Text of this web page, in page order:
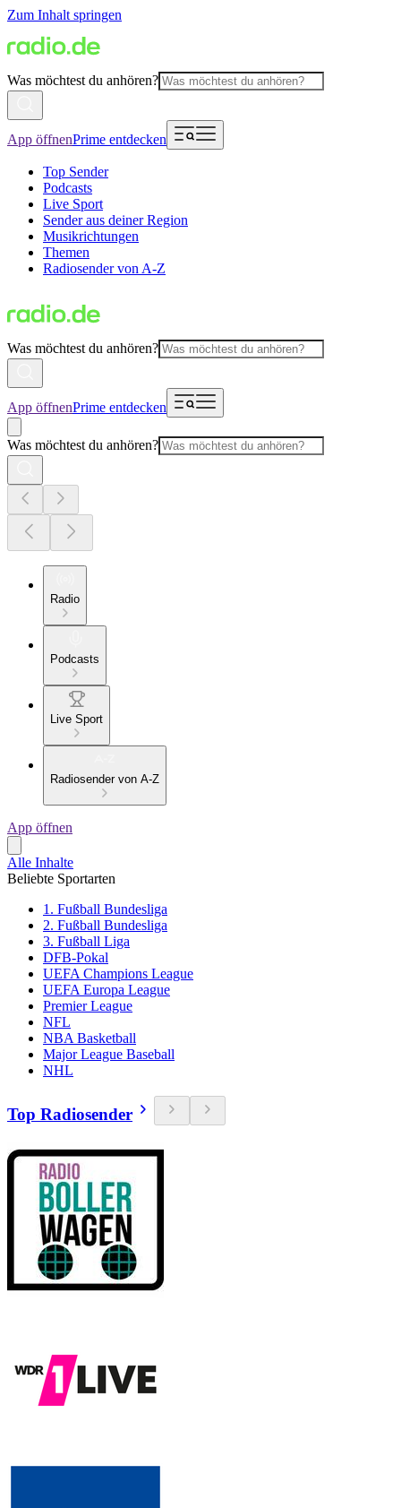
Zum Inhalt springen
Was möchtest du anhören?
App öffnenPrime entdecken
Top Sender
Podcasts
Live Sport
Sender aus deiner Region
Musikrichtungen
Themen
Radiosender von A-Z
Was möchtest du anhören?
App öffnenPrime entdecken
Was möchtest du anhören?
Radio
Podcasts
Live Sport
Radiosender von A-Z
App öffnen
Alle Inhalte
Beliebte Sportarten
1. Fußball Bundesliga
2. Fußball Bundesliga
3. Fußball Liga
DFB-Pokal
UEFA Champions League
UEFA Europa League
Premier League
NFL
NBA Basketball
Major League Baseball
NHL
Top Radiosender